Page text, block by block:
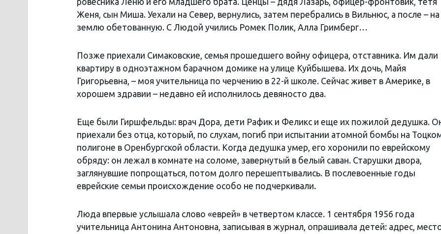
ровесника Леню и его младшего брата. Ценцы – дядя Лазарь, офицер-фронтовик, тетя
Женя, сын Миша. Уехали на Север, вернулись, затем перебрались в Вильнюс, а после – на
землю обетованную. С Людой учились Ромек Полик, Алла Гримберг…
Позже приехали Симаковские, семья прошедшего войну офицера, отставника. Им дали
квартиру в одноэтажном барачном домике на улице Куйбышева. Их дочь, Майя
Григорьевна, – моя учительница по черчению в 22-й школе. Сейчас живет в Америке, в
хорошем здравии – недавно ей исполнилось девяносто два.
Еще были Гиршфельды: врач Дора, дети Рафик и Феликс и еще их пожилой дедушка.
приехали без отца, который, по слухам, погиб при испытании атомной бомбы на
полигоне в Оренбургской области. Когда дедушка умер, его хоронили по еврейскому
обряду: он лежал в комнате на соломе, завернутый в белый саван. Старушки двора,
заглянувшие попрощаться, потом долго перешептывались. В послевоенные годы
еврейские семьи происхождение особо не подчеркивали.
Люда впервые услышала слово «еврей» в четвертом классе. 1 сентября 1956 года
учительница Антонина Антоновна, записывая в журнал, опрашивала детей: адрес,